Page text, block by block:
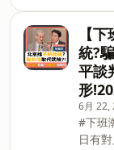
已經
說，
當選
的福
線，
工。 1 週 -- Hosting provided by
沈伯
出民
此，
換，
上，
角，
勢，
殺。 蔣萬安不只在競選連任，他也變成國
【
統?
平談
形
6月 22,
#下班
日有